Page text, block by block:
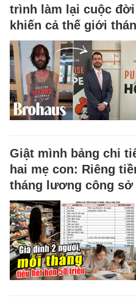
trình làm lại cuộc đời
khiến cả thế giới
Giật mình bảng chi
hai mẹ con: Riêng
tháng lương công sở